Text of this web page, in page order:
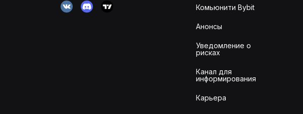
Комьюнити Bybit
Анонсы
Уведомление о
рисках
Канал для
информирования
Карьера